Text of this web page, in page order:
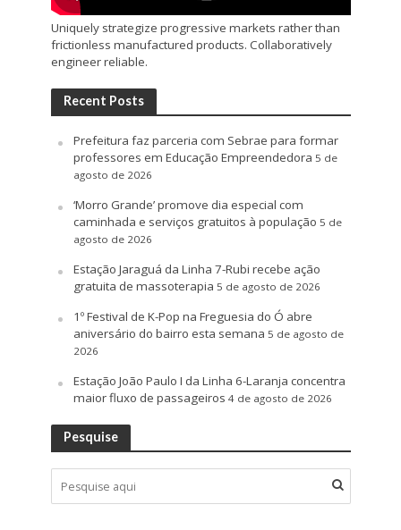
Uniquely strategize progressive markets rather than
frictionless manufactured products. Collaboratively
engineer reliable.
Recent Posts
Prefeitura faz parceria com Sebrae para formar
professores em Educação Empreendedora 5 de
agosto de 2026
‘Morro Grande’ promove dia especial com
caminhada e serviços gratuitos à população 5 de
agosto de 2026
Estação Jaraguá da Linha 7-Rubi recebe ação
gratuita de massoterapia 5 de agosto de 2026
1º Festival de K-Pop na Freguesia do Ó abre
aniversário do bairro esta semana 5 de agosto de
2026
Estação João Paulo I da Linha 6-Laranja concentra
maior fluxo de passageiros 4 de agosto de 2026
Pesquise